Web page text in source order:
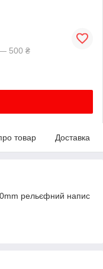
— 500 ₴
товар Доставка
рельєфний напис